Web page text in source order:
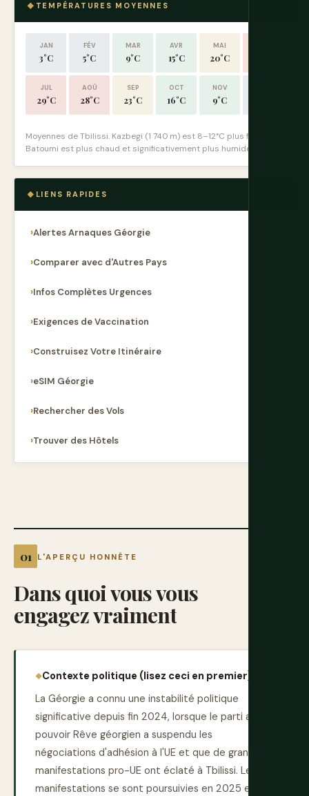
L'APERÇU HONNÊTE
Dansquoivousvous
engagezvraiment
Contexte politique (lisez ceci en premier) :
La Géorgie a connu une instabilité politique
significative depuis fin 2024, lorsque le parti au
pouvoir Rêve géorgien a suspendu les
négociations d'adhésion à l'UE et que de grandes
manifestations pro-UE ont éclaté à Tbilissi. Les
manifestations se sont poursuivies en 2025 et la
TEMPÉRATURES MOYENNES
JAN
3°C
FÉV
5°C
MAR
9°C
AVR
15°C
MAI
20°C
JUL
29°C
AOÛ
28°C
SEP
23°C
OCT
16°C
NOV
9°C
Moyennes de Tbilissi. Kazbegi (1 740 m) est 8–12°C plus frais.
Batoumi est plus chaud et significativement plus humide.
LIENS RAPIDES
Alertes Arnaques Géorgie
Comparer avec d'Autres Pays
Infos Complètes Urgences
Exigences de Vaccination
Construisez Votre Itinéraire
eSIM Géorgie
Rechercher des Vols
Trouver des Hôtels